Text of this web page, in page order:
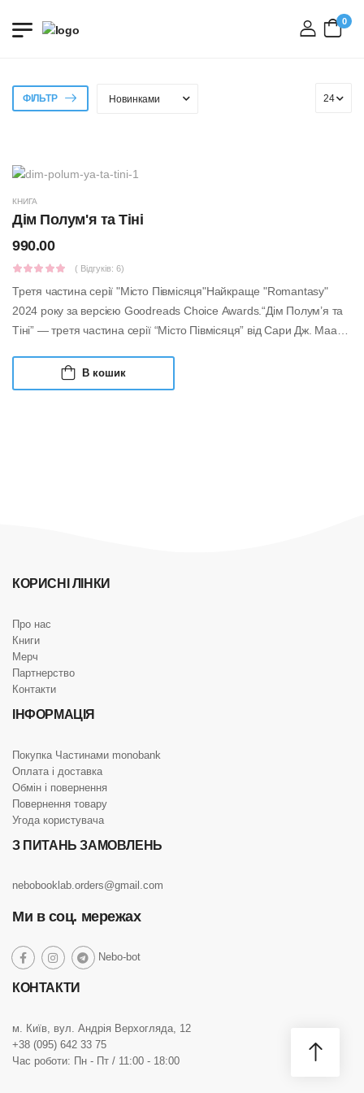
вхід
0
ФІЛЬТР
КНИГА
Дім Полум'я та Тіні
990.00
( Відгуків: 6)
Третя частина серії "Місто Півмісяця"Найкраще "Romantasy"
2024 року за версією Goodreads Choice Awards.“Дім Полум’я та
Тіні” — третя частина серії “Місто Півмісяця” від Сари Дж. Маас,
В кошик
КОРИСНІ ЛІНКИ
Про нас
Книги
Мерч
Партнерство
Контакти
ІНФОРМАЦІЯ
Покупка Частинами monobank
Оплата і доставка
Обмін і повернення
Повернення товару
Угода користувача
З ПИТАНЬ ЗАМОВЛЕНЬ
nebobooklab.orders@gmail.com
Ми в соц. мережах
social social socialNebo-botsocial
КОНТАКТИ
м. Київ, вул. Андрія Верхогляда, 12
+38 (095) 642 33 75
Час роботи: Пн - Пт / 11:00 - 18:00